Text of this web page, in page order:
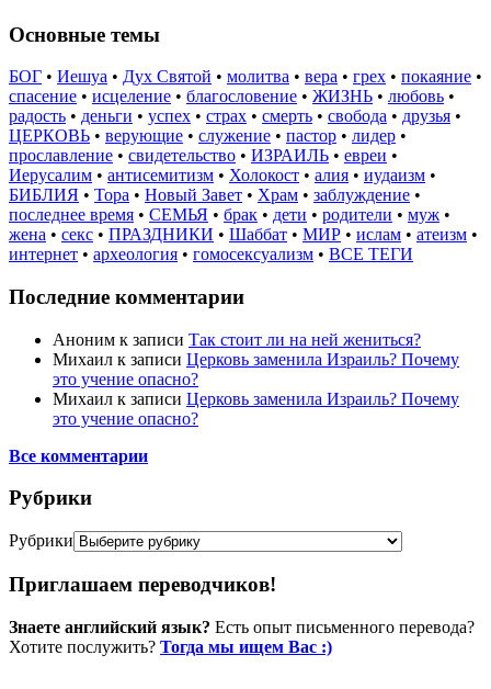
Основные темы
БОГ • Иешуа • Дух Святой • молитва • вера • грех • покаяние •
спасение • исцеление • благословение • ЖИЗНЬ • любовь •
радость • деньги • успех • страх • смерть • свобода • друзья •
ЦЕРКОВЬ • верующие • служение • пастор • лидер •
прославление • свидетельство • ИЗРАИЛЬ • евреи •
Иерусалим • антисемитизм • Холокост • алия • иудаизм •
БИБЛИЯ • Тора • Новый Завет • Храм • заблуждение •
последнее время • СЕМЬЯ • брак • дети • родители • муж •
жена • секс • ПРАЗДНИКИ • Шаббат • МИР • ислам • атеизм •
интернет • археология • гомосексуализм • ВСЕ ТЕГИ
Последние комментарии
Аноним к записи Так стоит ли на ней жениться?
Михаил к записи Церковь заменила Израиль? Почему
это учение опасно?
Михаил к записи Церковь заменила Израиль? Почему
это учение опасно?
Все комментарии
Рубрики
Рубрики
Приглашаем переводчиков!
Знаете английский язык? Есть опыт письменного перевода?
Хотите послужить? Тогда мы ищем Вас :)